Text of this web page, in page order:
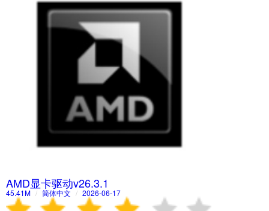
AMD显卡驱动v26.3.1
45.41M / 简体中文 / 2026-06-17